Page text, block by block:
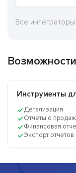
Все интеграторы
Возможности
Инструменты
Детализация
Отчеты о
Финансовая
Экспорт отчетов